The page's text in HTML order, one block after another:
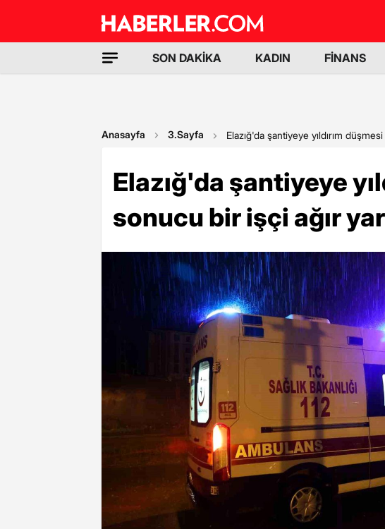
SON DAKİKA KADIN FİNANS
Anasayfa 3.Sayfa Elazığ'da şantiyeye yıldırım
Elazığ'da şantiyeye
sonucu bir işçi ağır